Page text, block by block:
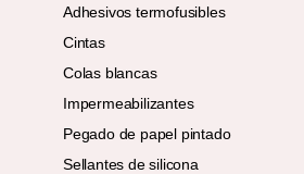
Adhesivos termofusibles
Cintas
Colas blancas
Impermeabilizantes
Pegado de papel pintado
Sellantes de silicona